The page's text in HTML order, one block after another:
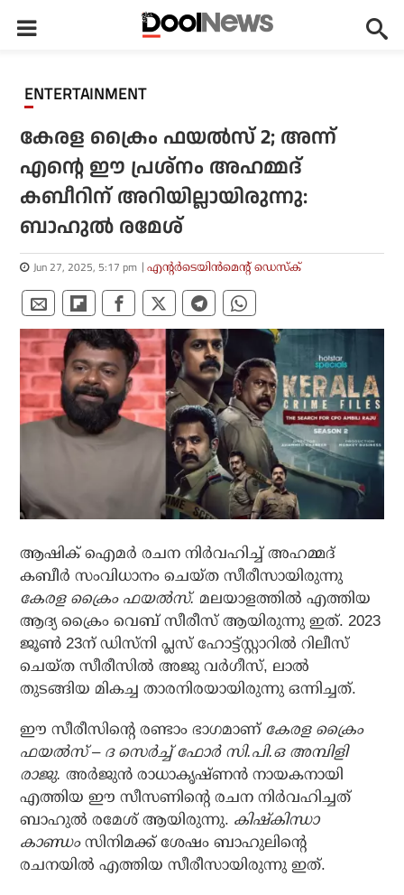
ENTERTAINMENT
കേരള ക്രൈം ഫയല്‍സ് 2; അന്ന്
എന്റെ ഈ പ്രശ്‌നം അഹമ്മദ്
കബീറിന് അറിയില്ലായിരുന്നു:
ബാഹുല്‍ രമേശ്
Jun 27, 2025, 5:17 pm എന്റര്‍ടെയിന്‍മെന്റ് ഡെസ്‌ക്
ആഷിക് ഐമര്‍ രചന നിര്‍വഹിച്ച് അഹമ്മദ്
കബീര്‍ സംവിധാനം ചെയ്ത സീരീസായിരുന്നു
കേരള ക്രൈം ഫയല്‍സ്. മലയാളത്തില്‍ എത്തിയ
ആദ്യ ക്രൈം വെബ് സീരീസ് ആയിരുന്നു ഇത്. 2023
ജൂണ്‍ 23ന് ഡിസ്നി പ്ലസ് ഹോട്ട്സ്റ്റാറില്‍ റിലീസ്
ചെയ്ത സീരീസില്‍ അജു വര്‍ഗീസ്, ലാല്‍
തുടങ്ങിയ മികച്ച താരനിരയായിരുന്നു ഒന്നിച്ചത്.
ഈ സീരീസിന്റെ രണ്ടാം ഭാഗമാണ് കേരള ക്രൈം
ഫയല്‍സ് – ദ സെര്‍ച്ച് ഫോര്‍ സി.പി.ഒ അമ്പിളി
രാജു. അര്‍ജുന്‍ രാധാകൃഷ്ണന്‍ നായകനായി
എത്തിയ ഈ സീസണിന്റെ രചന നിര്‍വഹിച്ചത്
ബാഹുല്‍ രമേശ് ആയിരുന്നു. കിഷ്‌കിന്ധാ
കാണ്ഡംസിനിമക്ക് ശേഷം ബാഹുലിന്റെ
രചനയില്‍ എത്തിയ സീരീസായിരുന്നു ഇത്.